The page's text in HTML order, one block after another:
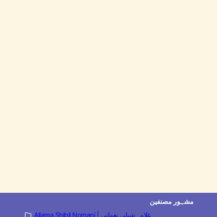
مشہور مصنفین
Allama Shibli Nomani | علامہ شبلی نعمانی